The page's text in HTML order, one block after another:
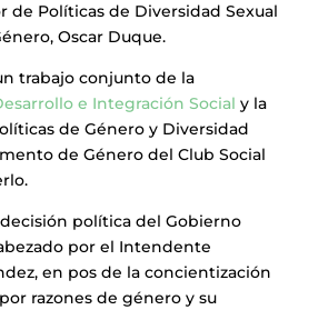
de Políticas de Diversidad Sexual
Oscar Duque.
trabajo conjunto de la
e Integración Social y la
de Género y Diversidad
de Género del Club Social
política del Gobierno
por el Intendente
en pos de la concientización
razones de género y su